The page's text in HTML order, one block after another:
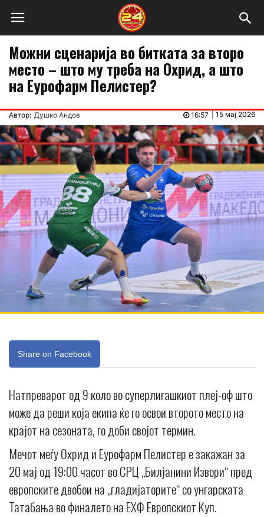
Можни сценарија во битката за второ
место – што му треба на Охрид, а што
на Еурофарм Пелистер?
Автор: Душко Андов 15 мај 2026
16:57
Share on Facebook
Натпреварот од 9 коло во суперлигашкиот плеј-оф што
може да реши која екипа ќе го освои второто место на
крајот на сезоната, го доби својот термин.
Мечот меѓу Охрид и Еурофарм Пелистер е закажан за
20 мај од 19:00 часот во СРЦ „Билјанини Извори“ пред
европските двобои на „гладијаторите“ со унгарската
Татабања во финалето на ЕХФ Европскиот Куп.